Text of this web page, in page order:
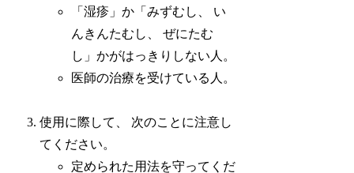
「湿疹」か「みずむし、 い
んきんたむし、 ぜにたむ
し」かがはっきりしない人。
医師の治療を受けている人。
使用に際して、 次のことに注意し
てください。
定められた用法を守ってくだ